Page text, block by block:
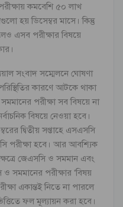
কমবেশি ৫০ লাখ
হয় ডিসেম্বর মাসে। কিন্তু
এসব পরীক্ষার বিষয়ে
সংবাদ সম্মেলনে ঘোষণা
কারণে আটকে থাকা
পরীক্ষা সব বিষয়ে না
বিষয়ে নেওয়া হবে।
দ্বিতীয় সপ্তাহে এসএসসি
পরীক্ষা হবে। আর আবশ্যিক
জেএসসি ও সমমান এবং
সমমানের পরীক্ষার ‘বিষয়
একান্তই নিতে না পারলে
ফল মূল্যায়ন করা হবে।